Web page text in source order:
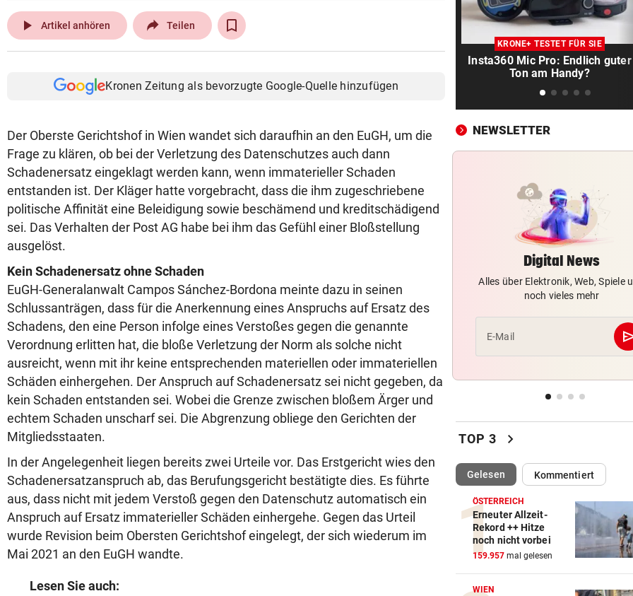
play_arrow Artikel anhören Teilen
Kronen Zeitung als bevorzugte Google-Quelle hinzufügen
Der Oberste Gerichtshof in Wien wandet sich daraufhin an den EuGH, um die
Frage zu klären, ob bei der Verletzung des Datenschutzes auch dann
Schadenersatz eingeklagt werden kann, wenn immaterieller Schaden
entstanden ist. Der Kläger hatte vorgebracht, dass die ihm zugeschriebene
politische Affinität eine Beleidigung sowie beschämend und kreditschädigend
sei. Das Verhalten der Post AG habe bei ihm das Gefühl einer Bloßstellung
ausgelöst.
Kein Schadenersatz ohne Schaden
EuGH-Generalanwalt Campos Sánchez-Bordona meinte dazu in seinen
Schlussanträgen, dass für die Anerkennung eines Anspruchs auf Ersatz des
Schadens, den eine Person infolge eines Verstoßes gegen die genannte
Verordnung erlitten hat, die bloße Verletzung der Norm als solche nicht
ausreicht, wenn mit ihr keine entsprechenden materiellen oder immateriellen
Schäden einhergehen. Der Anspruch auf Schadenersatz sei nicht gegeben, da
kein Schaden entstanden sei. Wobei die Grenze zwischen bloßem Ärger und
echtem Schaden unscharf sei. Die Abgrenzung obliege den Gerichten der
Mitgliedsstaaten.
In der Angelegenheit liegen bereits zwei Urteile vor. Das Erstgericht wies den
Schadenersatzanspruch ab, das Berufungsgericht bestätigte dies. Es führte
aus, dass nicht mit jedem Verstoß gegen den Datenschutz automatisch ein
Anspruch auf Ersatz immaterieller Schäden einhergehe. Gegen das Urteil
wurde Revision beim Obersten Gerichtshof eingelegt, der sich wiederum im
Mai 2021 an den EuGH wandte.
Lesen Sie auch:
SONNTAG NOCH IM KASTEN vor
Klubs aus Holland und
locken WAC-Goalie
Brasilien-Legende schockt
mit Mallet-Finger
KIND UND PARTNER TOT vor
meldet sich zu Wort
STRATEGIE FEHLT
Schutz vor Drohnen?
hat keinen Plan
LÄNDLE-KICKER SIEGEN vor 4
3:1 nach 0:1! Altach dreht
gegen WSG Tirol
vor
300.000 Euro auf
Luxus am Meer! Sabalenka
gewährt private Einblicke
„IHR SEID DER HAMMER!“
Feuerwehr befreite Kalb aus
misslicher Lage
FUSSBALL-FANS FEIERN vor
Hochgefühle dank
eines Kult-Sponsors
KRONE+ TESTET FÜR SIE
Insta360 Mic Pro: Endlich guter
Ton am Handy?
NEWSLETTER
Digital News
Alles über Elektronik, Web, Spiele
noch vieles mehr
E-Mail
TOP 3 chevron_right
Gelesen(ausgewählt)Kommentiert
ÖSTERREICH
Erneuter Allzeit-
Rekord ++ Hitze
noch nicht vorbei
159.957 mal gelesen
WIEN